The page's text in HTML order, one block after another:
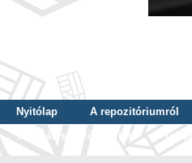
Nyitólap A repozitóriumról
Tallózás szerző szerint